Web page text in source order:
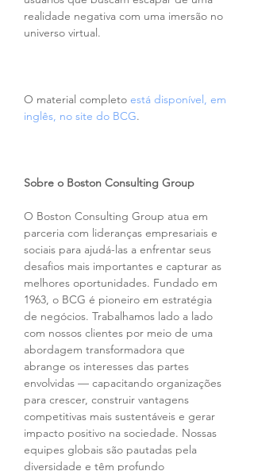
realidade negativa com uma imersão no
universo virtual.
O material completo está disponível, em
inglês, no site do BCG.
Sobre o Boston Consulting Group
O Boston Consulting Group atua em
parceria com lideranças empresariais e
sociais para ajudá-las a enfrentar seus
desafios mais importantes e capturar as
melhores oportunidades. Fundado em
1963, o BCG é pioneiro em estratégia
de negócios. Trabalhamos lado a lado
com nossos clientes por meio de uma
abordagem transformadora que
abrange os interesses das partes
envolvidas — capacitando organizações
para crescer, construir vantagens
competitivas mais sustentáveis e gerar
impacto positivo na sociedade. Nossas
equipes globais são pautadas pela
diversidade e têm profundo